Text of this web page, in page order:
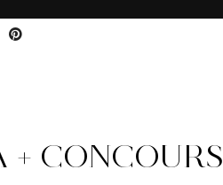
+ CONCOURS